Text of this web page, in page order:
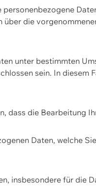
die
unter bestimmten
sein. In
dass die Bearbeitung
Daten, welche
insbesondere für die